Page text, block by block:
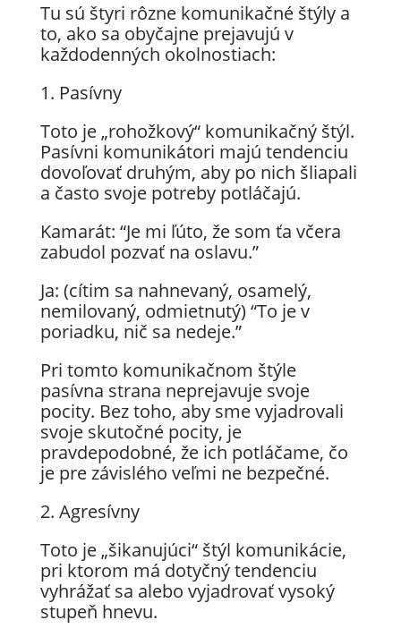
Tu sú štyri rôzne komunikačné štýly a
to, ako sa obyčajne prejavujú v
každodenných okolnostiach:
1. Pasívny
Toto je „rohožkový“ komunikačný štýl.
Pasívni komunikátori majú tendenciu
dovoľovať druhým, aby po nich šliapali
a často svoje potreby potláčajú.
Kamarát: “Je mi ľúto, že som ťa včera
zabudol pozvať na oslavu.”
Ja: (cítim sa nahnevaný, osamelý,
nemilovaný, odmietnutý) “To je v
poriadku, nič sa nedeje.”
Pri tomto komunikačnom štýle
pasívna strana neprejavuje svoje
pocity. Bez toho, aby sme vyjadrovali
svoje skutočné pocity, je
pravdepodobné, že ich potláčame, čo
je pre závislého veľmi ne bezpečné.
2. Agresívny
Toto je „šikanujúci“ štýl komunikácie,
pri ktorom má dotyčný tendenciu
vyhrážať sa alebo vyjadrovať vysoký
stupeň hnevu.